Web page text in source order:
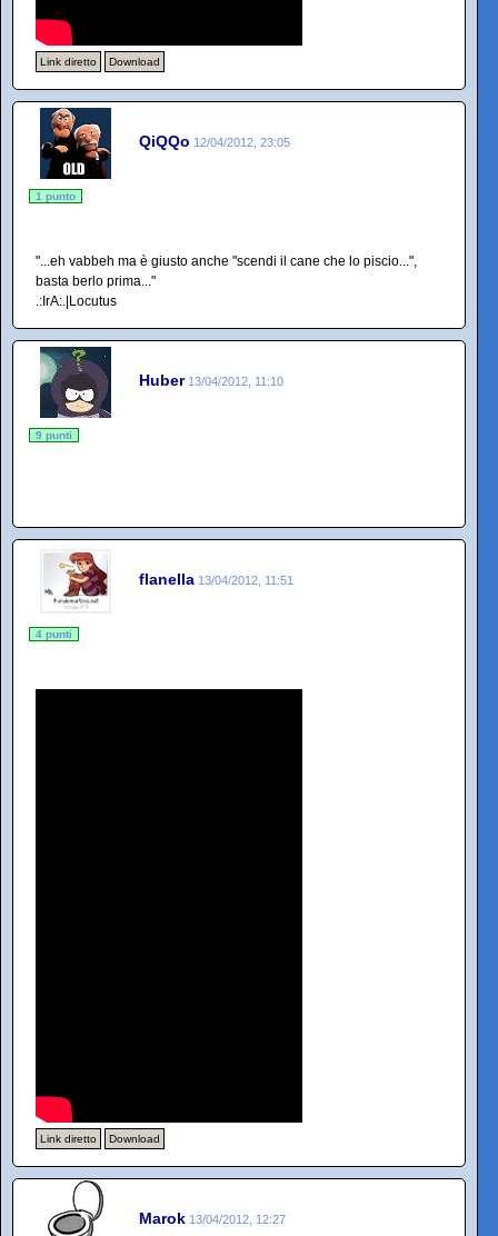
Link diretto Download
QiQQo 12/04/2012, 23:05
1 punto
"...eh vabbeh ma è giusto anche "scendi il cane che lo piscio...",
basta berlo prima..."
.:IrA:.|Locutus
Huber 13/04/2012, 11:10
9 punti
flanella 13/04/2012, 11:51
4 punti
Link diretto Download
Marok 13/04/2012, 12:27